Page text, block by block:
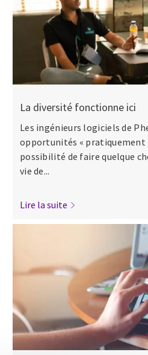
La diversité fonctionne ici
Les ingénieurs logiciels de
opportunités « pratiquement
possibilité de faire quelque
vie de...
Lire la suite